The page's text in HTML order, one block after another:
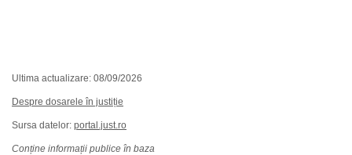
Ultima actualizare: 08/09/2026
Despre dosarele în justiție
Sursa datelor: portal.just.ro
Conține informații publice în baza